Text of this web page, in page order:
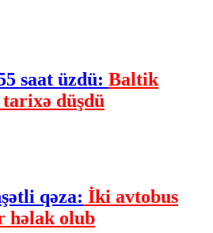
saat üzdü: Baltik
düşdü
qəza: İki avtobus
həlak olub